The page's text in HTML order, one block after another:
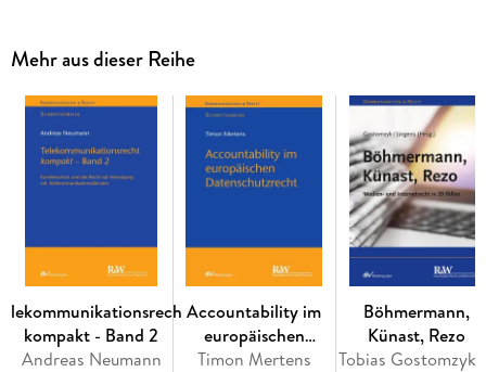
Neue Themen sind hinzugekommen: Der urheberrechtliche
Schutz, insbesondere das zum Bereich der
Leistungsschutzrechte gehörende Datenbankrecht steht mit
"Industrie 4. 0" vor einer neuen Herausforderung. Durch das
"Internet der Dinge" und additive Fertigungsverfahren (3D-
Druck) erhalten Daten und Informationen in der
Wertschöpfungskette immer größere Bedeutung; es ergibt
sich daraus die Frage, wem die Daten gehören und ob es
passende Schutzrechte gibt. Wann dürfen Werke als Vorlage
dienen, inwieweit hat der Hersteller nach Urheberrechten zu
forschen, bevor er eine Vorlage nutzt? Im Bereich der
Haftung gibt es eine Vielzahl von Entscheidungen durch den
EuGH und den BGH etwa zur Haftung für Links und Frames,
Mehr aus dieser Reihe
kompakt - Band 2
Andreas Neumann
Accountability im
europäischen
Datenschutzrecht
Timon Mertens
Böhmermann,
Künast, Rezo